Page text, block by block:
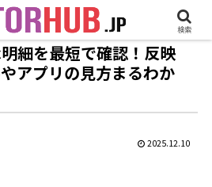
細を最短で確認！反映
アプリの見方まるわか
2025.12.10
検索